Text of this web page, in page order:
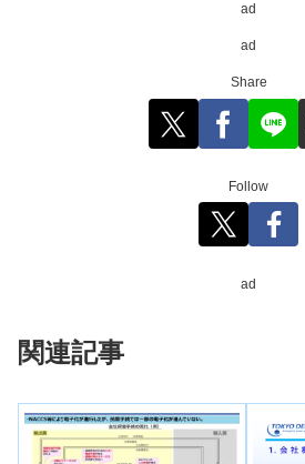
ad
ad
Share
Follow
ad
関連記事